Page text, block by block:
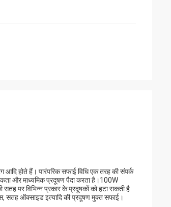
होते हैं। पारंपरिक सफाई विधि एक तरह की संपर्क
और माध्यमिक प्रदूषण पैदा करता है।100W
पर विभिन्न प्रकार के प्रदूषकों को हटा सकती है
सतह ऑक्साइड इत्यादि की प्रदूषण मुक्त सफाई।